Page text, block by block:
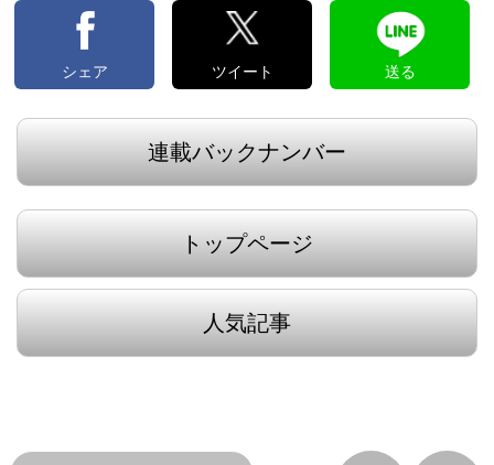
シェア ツイート 送る
連載バックナンバー
トップページ
人気記事